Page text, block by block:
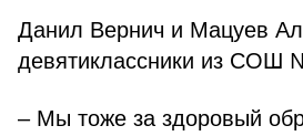
Данил Вернич и Мацуев
девятиклассники из СОШ
– Мы тоже за здоровый